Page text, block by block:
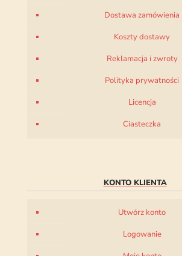
Dostawa zamówienia
Koszty dostawy
Reklamacja i zwroty
Polityka prywatności
Licencja
Ciasteczka
KONTO KLIENTA
Utwórz konto
Logowanie